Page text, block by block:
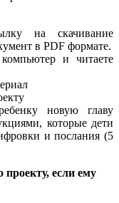
на скачивание
в PDF формате.
и читаете
новую главу
которые дети
и послания (5
проекту, если ему